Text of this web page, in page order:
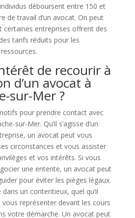
déboursent entre 150 et
de travail d’un avocat. On peut
certaines entreprises offrent des
tarifs réduits pour les
de recourir à
d’un avocat à
sur-Mer ?
pour prendre contact avec
sur-Mer. Qu’il s’agisse d’un
un avocat peut vous
circonstances et vous assister
et vos intérêts. Si vous
une entente, un avocat peut
pour éviter les pièges légaux.
un contentieux, quel qu’il
représenter devant les cours
votre démarche. Un avocat peut